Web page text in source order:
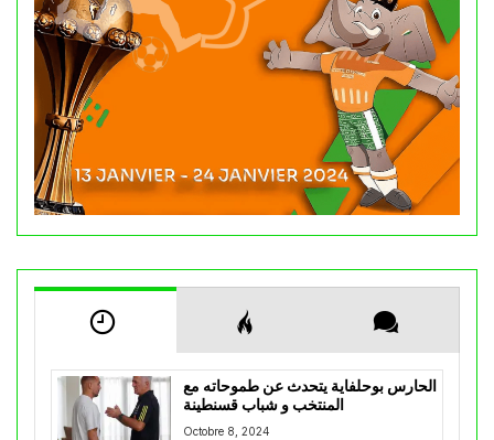
الحارس بوحلفاية يتحدث عن طموحاته مع
المنتخب و شباب قسنطينة
Octobre 8, 2024